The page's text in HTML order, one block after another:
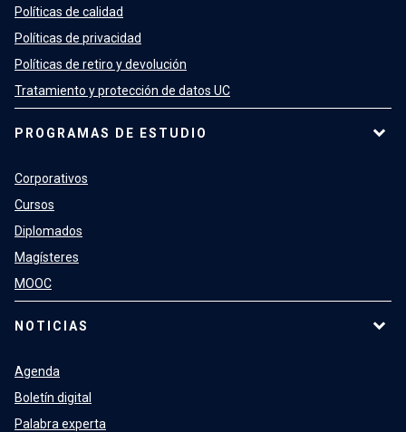
Políticas de calidad
Políticas de privacidad
Políticas de retiro y devolución
Tratamiento y protección de datos UC
PROGRAMAS DE ESTUDIO
Corporativos
Cursos
Diplomados
Magísteres
MOOC
NOTICIAS
Agenda
Boletín digital
Palabra experta